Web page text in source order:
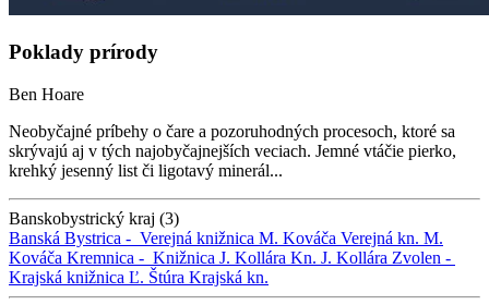
Poklady prírody
Ben Hoare
Neobyčajné príbehy o čare a pozoruhodných procesoch, ktoré sa
skrývajú aj v tých najobyčajnejších veciach. Jemné vtáčie pierko,
krehký jesenný list či ligotavý minerál...
Banskobystrický kraj (3)
Banská Bystrica - Verejná knižnica M. Kováča Verejná kn. M.
Kováča Kremnica - Knižnica J. Kollára Kn. J. Kollára Zvolen -
Krajská knižnica Ľ. Štúra Krajská kn.